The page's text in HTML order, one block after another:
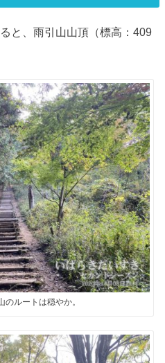
と、雨引山山頂（標高：409
のルートは穏やか。